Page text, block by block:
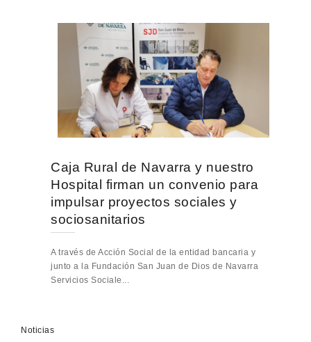
Caja Rural de Navarra y nuestro
Hospital firman un convenio para
impulsar proyectos sociales y
sociosanitarios
A través de Acción Social de la entidad bancaria y
junto a la Fundación San Juan de Dios de Navarra
Servicios Sociale...
Noticias